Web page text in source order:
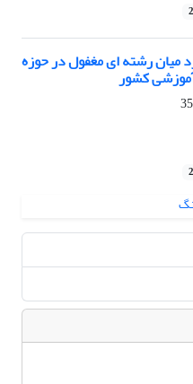
میان رشته ای مغفول در حوزه
کشور